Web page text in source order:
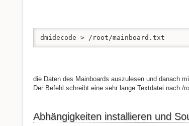
dmidecode > /root/mainboard.txt
die Daten des Mainboards auszulesen und danach
Der Befehl schreibt eine sehr lange Textdatei nach /
Abhängigkeiten installieren und